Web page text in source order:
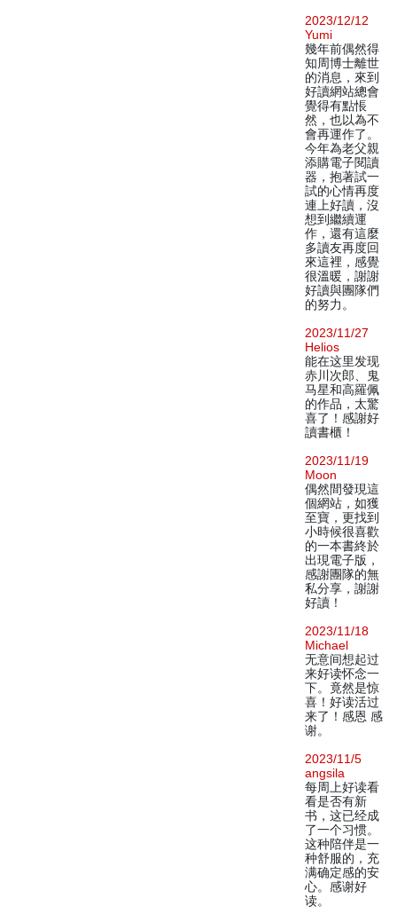
2023/12/12
Yumi
幾年前偶然得
知周博士離世
的消息，來到
好讀網站總會
覺得有點悵
然，也以為不
會再運作了。
今年為老父親
添購電子閱讀
器，抱著試一
試的心情再度
連上好讀，沒
想到繼續運
作，還有這麼
多讀友再度回
來這裡，感覺
很溫暖，謝謝
好讀與團隊們
的努力。
2023/11/27
Helios
能在这里发现
赤川次郎、鬼
马星和高羅佩
的作品，太驚
喜了！感謝好
讀書櫃！
2023/11/19
Moon
偶然間發現這
個網站，如獲
至寶，更找到
小時候很喜歡
的一本書終於
出現電子版，
感謝團隊的無
私分享，謝謝
好讀！
2023/11/18
Michael
无意间想起过
来好读怀念一
下。竟然是惊
喜！好读活过
来了！感恩 感
谢。
2023/11/5
angsila
每周上好读看
看是否有新
书，这已经成
了一个习惯。
这种陪伴是一
种舒服的，充
满确定感的安
心。感谢好
读。